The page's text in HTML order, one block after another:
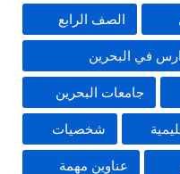
الصف الرابع
في البحرين
جامعات البحرين
شخصيات
عناوين مهمة